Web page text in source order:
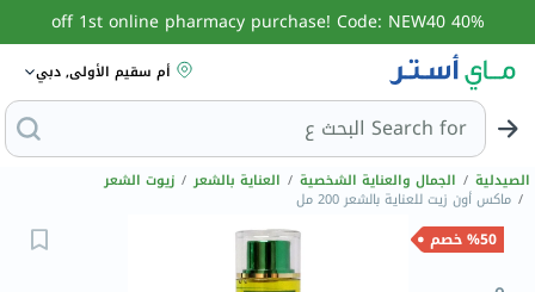
40% off 1st online pharmacy purchase! Code: NEW40
أم سقيم الأولى, دبي
Search for البحث عن مز
الصيدلية / الجمال والعناية الشخصية / العناية بالشعر / زيوت الشعر
/ ماكس أون زيت للعناية بالشعر 200 مل
%50 خصم